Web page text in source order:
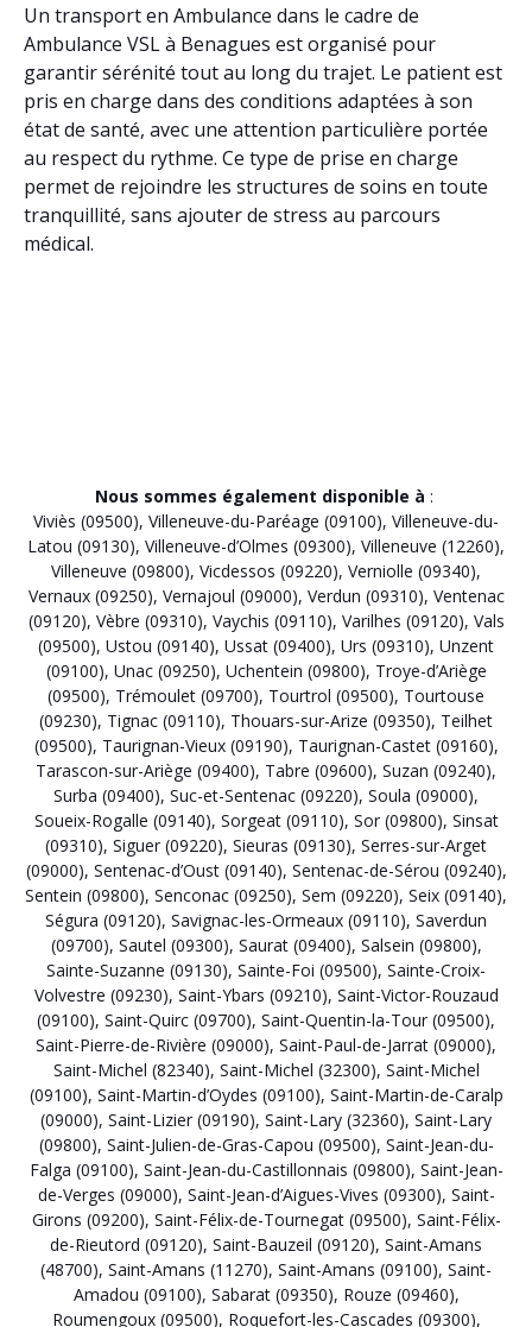
Un transport en Ambulance dans le cadre de
Ambulance VSL à Benagues est organisé pour
garantir sérénité tout au long du trajet. Le patient est
pris en charge dans des conditions adaptées à son
état de santé, avec une attention particulière portée
au respect du rythme. Ce type de prise en charge
permet de rejoindre les structures de soins en toute
tranquillité, sans ajouter de stress au parcours
médical.
Nous sommes également disponible à :
Viviès (09500), Villeneuve-du-Paréage (09100), Villeneuve-du-
Latou (09130), Villeneuve-d’Olmes (09300), Villeneuve (12260),
Villeneuve (09800), Vicdessos (09220), Verniolle (09340),
Vernaux (09250), Vernajoul (09000), Verdun (09310), Ventenac
(09120), Vèbre (09310), Vaychis (09110), Varilhes (09120), Vals
(09500), Ustou (09140), Ussat (09400), Urs (09310), Unzent
(09100), Unac (09250), Uchentein (09800), Troye-d’Ariège
(09500), Trémoulet (09700), Tourtrol (09500), Tourtouse
(09230), Tignac (09110), Thouars-sur-Arize (09350), Teilhet
(09500), Taurignan-Vieux (09190), Taurignan-Castet (09160),
Tarascon-sur-Ariège (09400), Tabre (09600), Suzan (09240),
Surba (09400), Suc-et-Sentenac (09220), Soula (09000),
Soueix-Rogalle (09140), Sorgeat (09110), Sor (09800), Sinsat
(09310), Siguer (09220), Sieuras (09130), Serres-sur-Arget
(09000), Sentenac-d’Oust (09140), Sentenac-de-Sérou (09240),
Sentein (09800), Senconac (09250), Sem (09220), Seix (09140),
Ségura (09120), Savignac-les-Ormeaux (09110), Saverdun
(09700), Sautel (09300), Saurat (09400), Salsein (09800),
Sainte-Suzanne (09130), Sainte-Foi (09500), Sainte-Croix-
Volvestre (09230), Saint-Ybars (09210), Saint-Victor-Rouzaud
(09100), Saint-Quirc (09700), Saint-Quentin-la-Tour (09500),
Saint-Pierre-de-Rivière (09000), Saint-Paul-de-Jarrat (09000),
Saint-Michel (82340), Saint-Michel (32300), Saint-Michel
(09100), Saint-Martin-d’Oydes (09100), Saint-Martin-de-Caralp
(09000), Saint-Lizier (09190), Saint-Lary (32360), Saint-Lary
(09800), Saint-Julien-de-Gras-Capou (09500), Saint-Jean-du-
Falga (09100), Saint-Jean-du-Castillonnais (09800), Saint-Jean-
de-Verges (09000), Saint-Jean-d’Aigues-Vives (09300), Saint-
Girons (09200), Saint-Félix-de-Tournegat (09500), Saint-Félix-
de-Rieutord (09120), Saint-Bauzeil (09120), Saint-Amans
(48700), Saint-Amans (11270), Saint-Amans (09100), Saint-
Amadou (09100), Sabarat (09350), Rouze (09460),
Roumengoux (09500), Roquefort-les-Cascades (09300),